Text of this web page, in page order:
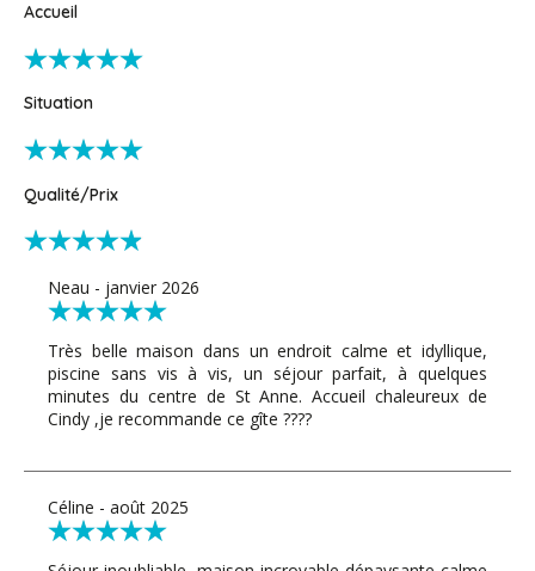
Accueil
Situation
Qualité/Prix
Neau - janvier 2026
Très belle maison dans un endroit calme et idyllique,
piscine sans vis à vis, un séjour parfait, à quelques
minutes du centre de St Anne. Accueil chaleureux de
Cindy ,je recommande ce gîte ????
Céline - août 2025